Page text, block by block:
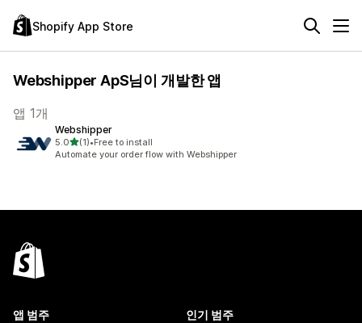
Shopify App Store
Webshipper ApS님이 개발한 앱
앱 1개
Webshipper
5.0별 5개 중
(1)
총 리뷰 1개
•Free to install
Automate your order flow with Webshipper
앱 범주 인기 범주